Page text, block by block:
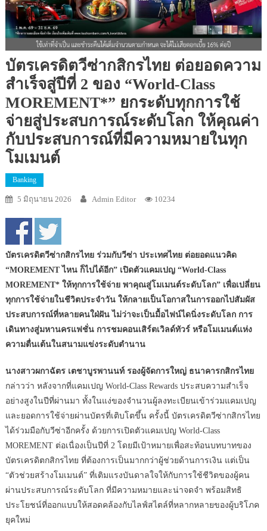
บัตรเครดิตวีซ่ากสิกรไทย ต่อยอดความ
สำเร็จสู่ปีที่ 2 ของ “World-Class
MOREMENT*” ยกระดับทุกการใช้
จ่ายสู่ประสบการณ์ระดับโลก ให้คุณค่า
กับประสบการณ์ที่มีความหมายในทุก
โมเมนต์
Banking
5 มิถุนายน 2026 Admin Editor 10234
บัตรเครดิตวีซ่ากสิกรไทย ร่วมกับวีซ่า ประเทศไทย ต่อยอดแนวคิด
“MOREMENT ไหน ก็ไปได้อีก” เปิดตัวแคมเปญ “World-Class
MOREMENT* ให้ทุกการใช้จ่าย พาคุณสู่โมเมนต์ระดับโลก” เพื่อเปลี่ยน
ทุกการใช้จ่ายในชีวิตประจำวัน ให้กลายเป็นโอกาสในการออกไปสัมผัส
ประสบการณ์ที่หลายคนใฝ่ฝัน ไม่ว่าจะเป็นมื้อไฟน์ไดนิ่งระดับโลก การ
เดินทางสู่มหานครแฟชั่น การชมคอนเสิร์ตเวิลด์ทัวร์ หรือโมเมนต์แห่ง
ความตื่นเต้นในสนามแข่งระดับตำนาน
นางสาวผกาฉัตร เตชาบูรพานนท์ รองผู้จัดการใหญ่ ธนาคารกสิกรไทย
กล่าวว่า หลังจากที่แคมเปญ World-Class Rewards ประสบความสำเร็จ
อย่างสูงในปีที่ผ่านมา ทั้งในแง่ของจำนวนผู้ลงทะเบียนเข้าร่วมแคมเปญ
และยอดการใช้จ่ายผ่านบัตรที่เติบโตขึ้น ครั้งนี้ บัตรเครดิตวีซ่ากสิกรไทย
ได้ร่วมมือกับวีซ่าอีกครั้ง ด้วยการเปิดตัวแคมเปญ World-Class
MOREMENT ต่อเนื่องเป็นปีที่ 2 โดยมีเป้าหมายเพื่อสะท้อนบทบาทของ
บัตรเครดิตกสิกรไทย ที่ต้องการเป็นมากกว่าผู้ช่วยด้านการเงิน แต่เป็น
“ตัวช่วยสร้างโมเมนต์” ที่เติมแรงบันดาลใจให้กับการใช้ชีวิตของผู้คน
ผ่านประสบการณ์ระดับโลก ที่มีความหมายและน่าจดจำ พร้อมสิทธิ
ประโยชน์ที่ออกแบบให้สอดคล้องกับไลฟ์สไตล์ที่หลากหลายของผู้บริโภค
ยุคใหม่